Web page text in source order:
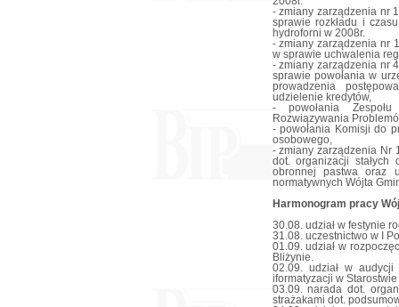
- zmiany zarządzenia nr
sprawie rozkładu i
hydroforni w 2008r.
- zmiany zarządzenia nr
w sprawie uchwalenia
- zmiany zarządzenia nr
sprawie powołania w
prowadzenia
udzielenie kredytów,
- powołania
Rozwiązywania
- powołania Komisji do
osobowego,
- zmiany zarządzenia Nr
dot. organizacji stałych
obronnej pastwa oraz
normatywnych Wójta
Harmonogram pracy
30.08. udział w festynie
31.08. uczestnictwo w I
01.09. udział w
Bliżynie.
02.09. udział w
iformatyzacji w
03.09. narada dot.
strażakami dot.